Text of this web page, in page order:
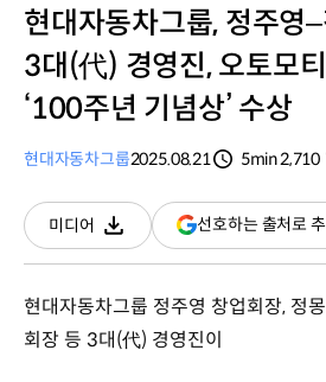
현대자동차그룹, 정주영
3대(代) 경영진, 오토모
‘100주년 기념상’ 수상
현대자동차그룹2025.08.21
5min2,710
미디어
다운로드
선호하는 출처로
현대자동차그룹 정주영 창업회장, 정
회장 등 3대(代) 경영진이